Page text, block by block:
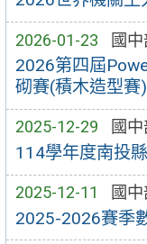
2026-01-23 國
2026第四屆
砌賽(積木造型賽)
2025-12-29 國
114學年度南投
2025-12-11 國
2025-2026賽季